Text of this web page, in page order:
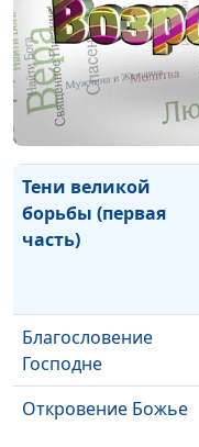
Тени великой
(вторая часть)
Тени великой
борьбы (первая
часть)
Благословение
Господне
Откровение Божье